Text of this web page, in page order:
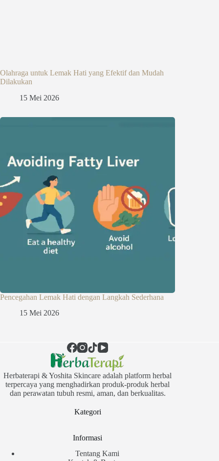
Olahraga untuk Lemak Hati yang Efektif dan Mudah
Dilakukan
15 Mei 2026
Pencegahan Lemak Hati dengan Langkah Sederhana
15 Mei 2026
Herbaterapi & Yoshita Skincare adalah platform herbal
terpercaya yang menghadirkan produk-produk herbal
dan perawatan tubuh resmi, aman, dan berkualitas.
Kategori
Informasi
Tentang Kami